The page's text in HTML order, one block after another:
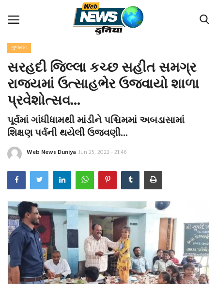
હોમ
ટોપ સ્ટોરી
આંતરરાષ્ટ્રીય
રાષ્ટ્રીય
ગુજરાત
ઇકોનોમી-ઇન્ડસ્ટ્રીઝ
વિશેષ
ફોટો ન્યૂઝ
ગુજરાત
સરહદી જિલ્લા કચ્છ સહીત સમગ્ર
રાજ્યમાં ઉત્સાહભેર ઉજવાયો શાળા
પ્રવેશોત્સવ...
પૂર્વમાં ગાંધીધામથી માંડીને પશ્ચિમમાં અબડાસામાં
શિક્ષણ પર્વની થયેલી ઉજવણી...
Web News Duniya Jun 25, 2022 - 21:46